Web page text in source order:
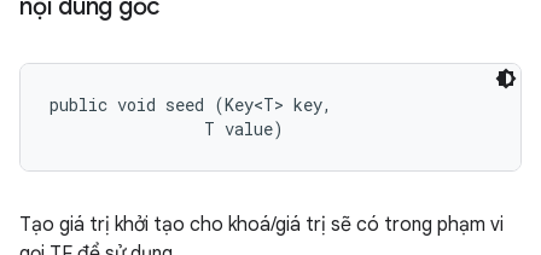
nội dung gốc
public void seed (Key<T> key,
                T value)
Tạo giá trị khởi tạo cho khoá/giá trị sẽ có trong phạm vi